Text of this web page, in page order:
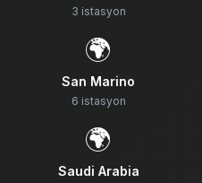
3 istasyon
🌍
San Marino
6 istasyon
🌍
Saudi Arabia